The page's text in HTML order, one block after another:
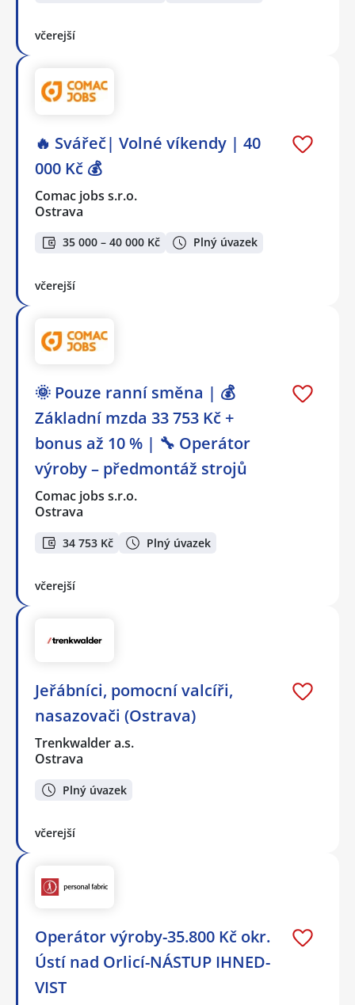
včerejší
🔥 Svářeč| Volné víkendy | 40
000 Kč 💰
Comac jobs s.r.o.
Ostrava
35 000 – 40 000 Kč Plný úvazek
včerejší
🌞 Pouze ranní směna | 💰
Základní mzda 33 753 Kč +
bonus až 10 % | 🔧 Operátor
výroby – předmontáž strojů
Comac jobs s.r.o.
Ostrava
34 753 Kč Plný úvazek
včerejší
Jeřábníci, pomocní valcíři,
nasazovači (Ostrava)
Trenkwalder a.s.
Ostrava
Plný úvazek
včerejší
Operátor výroby-35.800 Kč okr.
Ústí nad Orlicí-NÁSTUP IHNED-
VIST